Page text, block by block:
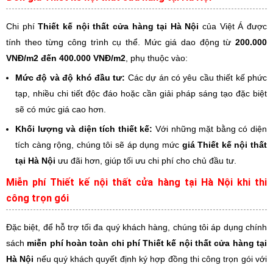
Chi phíThiết kế nội thất cửa hàng tại Hà Nội của Việt Á được
tính theo từng công trình cụ thể. Mức giá dao động từ 200.000
VNĐ/m2 đến 400.000 VNĐ/m2, phụ thuộc vào:
Mức độ và độ khó đầu tư: Các dự án có yêu cầu thiết kế phức
tạp, nhiều chi tiết độc đáo hoặc cần giải pháp sáng tạo đặc biệt
sẽ có mức giá cao hơn.
Khối lượng và diện tích thiết kế: Với những mặt bằng có diện
tích càng rộng, chúng tôi sẽ áp dụng mức giá Thiết kế nội thất
tại Hà Nội ưu đãi hơn, giúp tối ưu chi phí cho chủ đầu tư.
Miễn phí Thiết kế nội thất cửa hàng tại Hà Nội khi thi
công trọn gói
Đặc biệt, để hỗ trợ tối đa quý khách hàng, chúng tôi áp dụng chính
sách miễn phí hoàn toàn chi phí Thiết kế nội thất cửa hàng tại
Hà Nội nếu quý khách quyết định ký hợp đồng thi công trọn gói với